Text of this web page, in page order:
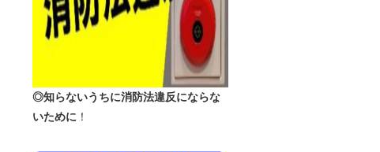
◎知らないうちに消防法違反にならな
いために ！